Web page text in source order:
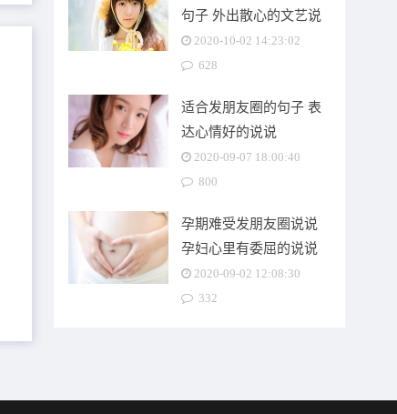
句子 外出散心的文艺说
说2020-10-02 14:23:02
628
适合发朋友圈的句子 表
达心情好的说说
2020-09-07 18:00:40
800
孕期难受发朋友圈说说
孕妇心里有委屈的说说
2020-09-02 12:08:30
332